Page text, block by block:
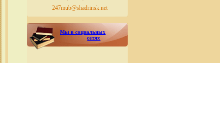
247mub@shadrinsk.net
Мы в социальных
сетях